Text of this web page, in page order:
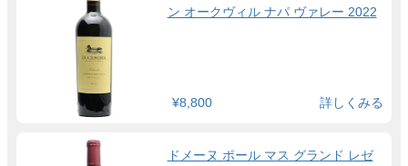
ン オークヴィル ナパ ヴァレー 2022
¥8,800 詳しくみる
ドメーヌ ポール マス グランド レゼ